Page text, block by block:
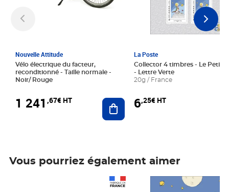
Nouvelle Attitude
Vélo électrique du facteur,
reconditionné - Taille normale -
Noir/ Rouge
1 241 ,67€ HT Ajouter au panier
La Poste
Collector 4 timbres - Le Petit
- Lettre Verte
20g / France
6,25€ HT
Vous pourriez également aimer
Prix 6,25€ HT